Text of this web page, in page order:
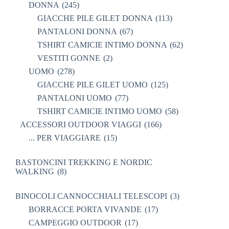
DONNA (245)
GIACCHE PILE GILET DONNA (113)
PANTALONI DONNA (67)
TSHIRT CAMICIE INTIMO DONNA (62)
VESTITI GONNE (2)
UOMO (278)
GIACCHE PILE GILET UOMO (125)
PANTALONI UOMO (77)
TSHIRT CAMICIE INTIMO UOMO (58)
ACCESSORI OUTDOOR VIAGGI (166)
... PER VIAGGIARE (15)
BASTONCINI TREKKING E NORDIC
WALKING (8)
BINOCOLI CANNOCCHIALI TELESCOPI (3)
BORRACCE PORTA VIVANDE (17)
CAMPEGGIO OUTDOOR (17)